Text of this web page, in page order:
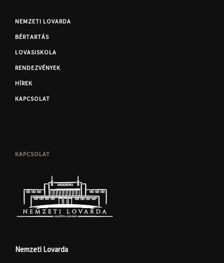
NEMZETI LOVARDA
BÉRTARTÁS
LOVASISKOLA
RENDEZVÉNYEK
HÍREK
KAPCSOLAT
KAPCSOLAT
Nemzeti Lovarda